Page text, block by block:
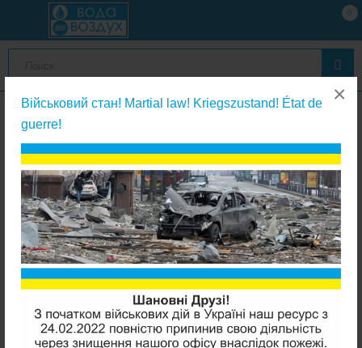
Військовий стан! Martial law! Kriegszustand! État de
guerre!
×
0
Запчасти к клапанам управления
Clack V3010-1G желтый инжектор